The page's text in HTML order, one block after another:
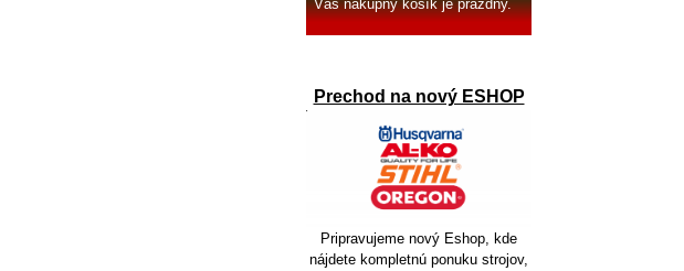
Váš nákupný košík je prázdny.
Prechod na nový ESHOP
Pripravujeme nový Eshop, kde
nájdete kompletnú ponuku strojov,